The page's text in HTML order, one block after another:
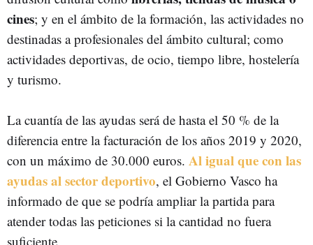
cines; y en el ámbito de la formación, las actividades no
destinadas a profesionales del ámbito cultural; como
actividades deportivas, de ocio, tiempo libre, hostelería
y turismo.
La cuantía de las ayudas será de hasta el 50 % de la
diferencia entre la facturación de los años 2019 y 2020,
con un máximo de 30.000 euros. Al igual que con las
ayudas al sector deportivo, el Gobierno Vasco ha
informado de que se podría ampliar la partida para
atender todas las peticiones si la cantidad no fuera
suficiente.